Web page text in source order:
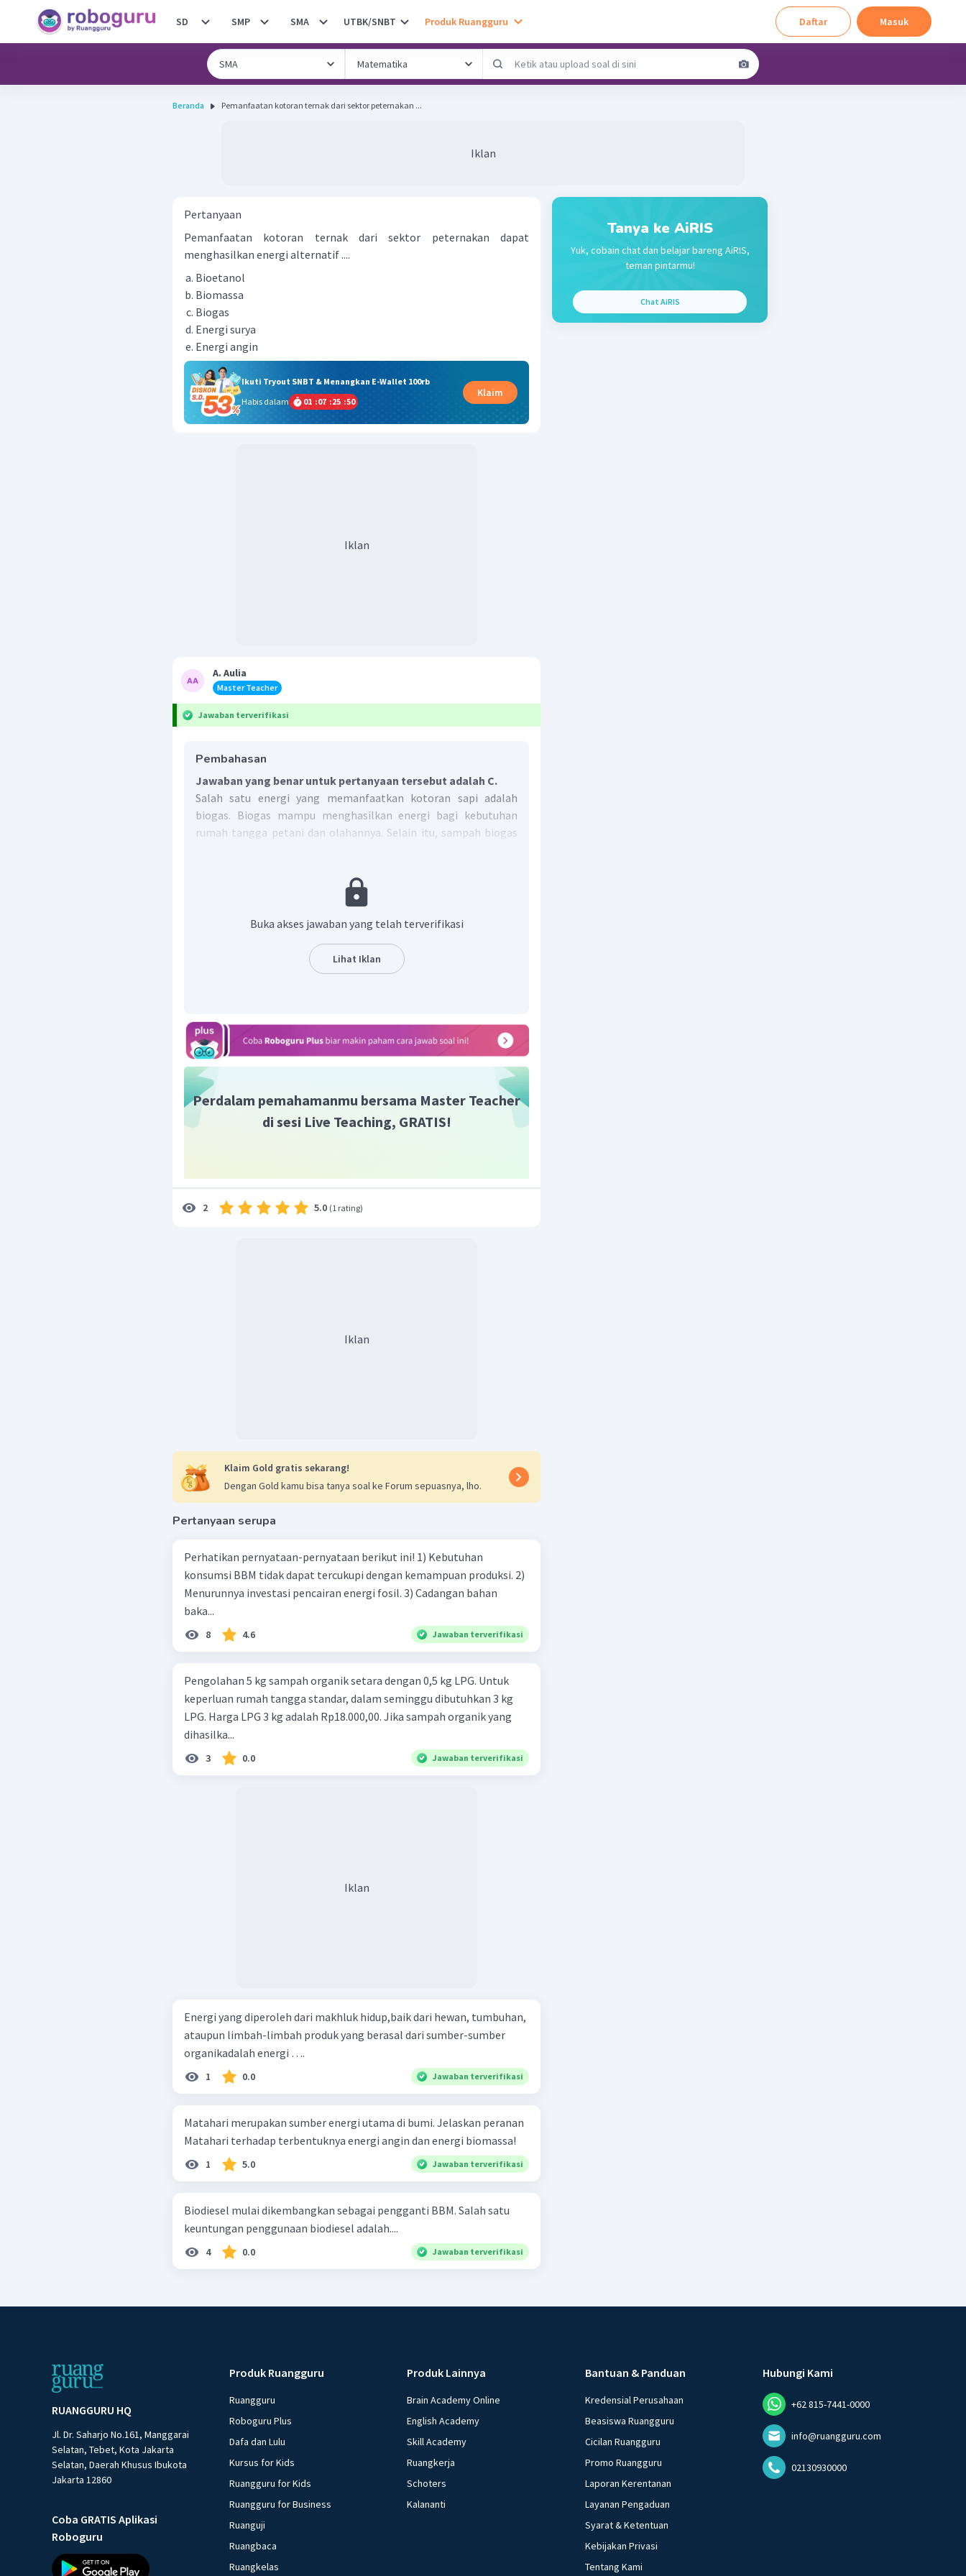
SD SMP SMA UTBK/SNBT Produk Ruangguru Daftar Masuk
Beranda Pemanfaatan kotoran ternak dari sektor peternakan ...
Iklan
Pertanyaan
Pemanfaatan kotoran ternak dari sektor peternakan dapat
menghasilkan energi alternatif ....
Bioetanol
Biomassa
Biogas
Energi surya
Energi angin
Ikuti Tryout SNBT & Menangkan E-Wallet 100rb
Habis dalam
01 :07 :25 :49
Klaim
Iklan
A. Aulia
Master Teacher
Jawaban terverifikasi
Pembahasan
Jawaban yang benar untuk pertanyaan tersebut adalah C.
Salah satu energi yang memanfaatkan kotoran sapi adalah
biogas. Biogas mampu menghasilkan energi bagi kebutuhan
rumah tangga petani dan olahannya. Selain itu, sampah biogas
Dengan demikian, pemanfaatan kotoran ternak dari sektor
peternakan dapat menghasilkan biogas.
Oleh karena itu, jawaban yang tepat adalah C.
Buka akses jawaban yang telah terverifikasi
Lihat Iklan
Perdalam pemahamanmu bersama Master Teacher
di sesi Live Teaching, GRATIS!
2 5.0 (1 rating)
Iklan
Klaim Gold gratis sekarang!
Dengan Gold kamu bisa tanya soal ke Forum sepuasnya, lho.
Pertanyaan serupa
Perhatikan pernyataan-pernyataan berikut ini! 1) Kebutuhan
konsumsi BBM tidak dapat tercukupi dengan kemampuan produksi. 2)
Menurunnya investasi pencairan energi fosil. 3) Cadangan bahan
baka...
8 4.6 Jawaban terverifikasi
Pengolahan 5 kg sampah organik setara dengan 0,5 kg LPG. Untuk
keperluan rumah tangga standar, dalam seminggu dibutuhkan 3 kg
LPG. Harga LPG 3 kg adalah Rp18.000,00. Jika sampah organik yang
dihasilka...
3 0.0 Jawaban terverifikasi
Iklan
Energi yang diperoleh dari makhluk hidup,baik dari hewan, tumbuhan,
ataupun limbah-limbah produk yang berasal dari sumber-sumber
organikadalah energi ….
1 0.0 Jawaban terverifikasi
Matahari merupakan sumber energi utama di bumi. Jelaskan peranan
Matahari terhadap terbentuknya energi angin dan energi biomassa!
1 5.0 Jawaban terverifikasi
Biodiesel mulai dikembangkan sebagai pengganti BBM. Salah satu
keuntungan penggunaan biodiesel adalah....
4 0.0 Jawaban terverifikasi
Tanya ke AiRIS
Yuk, cobain chat dan belajar bareng AiRIS,
teman pintarmu!
Chat AiRIS
RUANGGURU HQ
Jl. Dr. Saharjo No.161, Manggarai
Selatan, Tebet, Kota Jakarta
Selatan, Daerah Khusus Ibukota
Jakarta 12860
Coba GRATIS Aplikasi
Roboguru
Produk Ruangguru
Ruangguru
Roboguru Plus
Dafa dan Lulu
Kursus for Kids
Ruangguru for Kids
Ruangguru for Business
Ruanguji
Ruangbaca
Ruangkelas
Produk Lainnya
Brain Academy Online
English Academy
Skill Academy
Ruangkerja
Schoters
Kalananti
Bantuan & Panduan
Kredensial Perusahaan
Beasiswa Ruangguru
Cicilan Ruangguru
Promo Ruangguru
Laporan Kerentanan
Layanan Pengaduan
Syarat & Ketentuan
Kebijakan Privasi
Tentang Kami
Hubungi Kami
+62 815-7441-0000
info@ruangguru.com
02130930000